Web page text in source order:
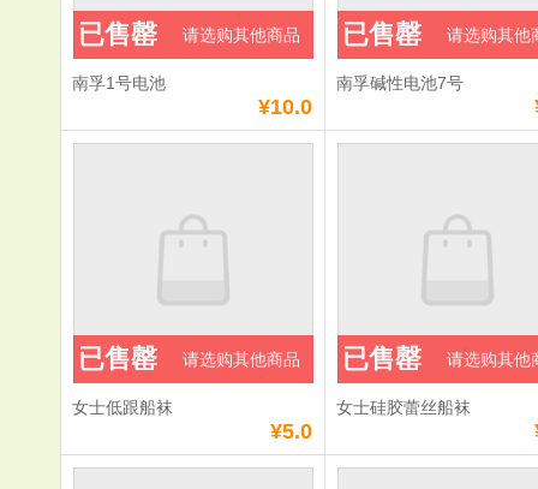
南孚1号电池
¥10.0
已售罄 请选购其他商品
南孚碱性电池7号
已售罄 请选购其他
女士低跟船袜
¥5.0
已售罄 请选购其他商品
女士硅胶蕾丝船袜
已售罄 请选购其他